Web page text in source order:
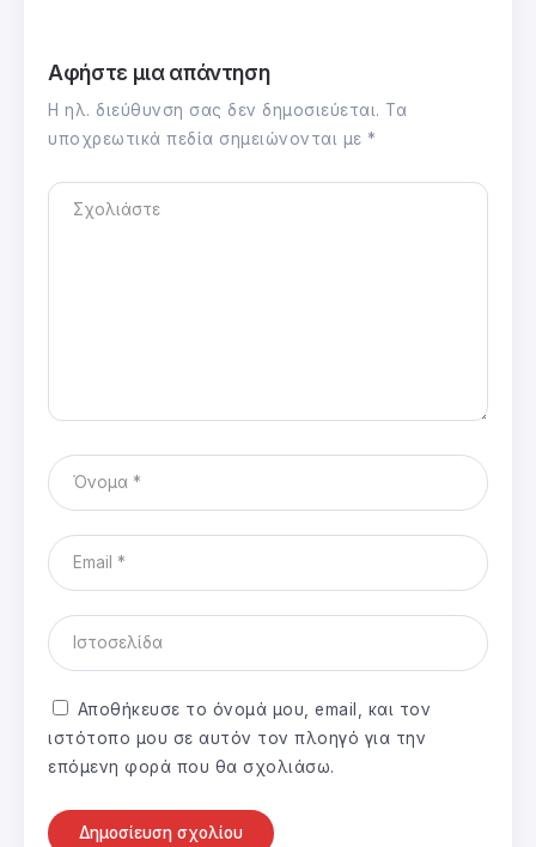
Αφήστε μια απάντηση
Η ηλ. διεύθυνση σας δεν δημοσιεύεται. Τα
υποχρεωτικά πεδία σημειώνονται με *
Αποθήκευσε το όνομά μου, email, και τον
ιστότοπο μου σε αυτόν τον πλοηγό για την
επόμενη φορά που θα σχολιάσω.